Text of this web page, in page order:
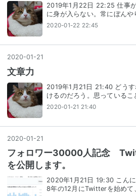
2019年1月22日 22:25 仕事
に身が入らない。常にぼん
2020-01-22 22:45
2020-01 -21
文章力
2019年1月21日 21:40 どう
けるのだろう。思っている
2020-01-21 21:40
2020-01-21
フォロワー30000人記念
を公開します。
2020年1月21日 19:30 こん
8年の12月にTwitterを始め